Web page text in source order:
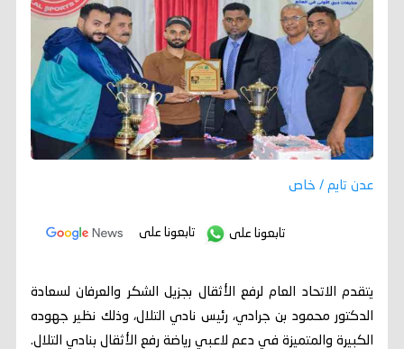
عدن تايم / خاص
تابعونا على تابعونا على
يتقدم الاتحاد العام لرفع الأثقال بجزيل الشكر والعرفان لسعادة
الدكتور محمود بن جرادي، رئيس نادي التلال، وذلك نظير جهوده
الكبيرة والمتميزة في دعم لاعبي رياضة رفع الأثقال بنادي التلال.